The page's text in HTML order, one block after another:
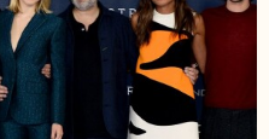
Londres, le 22 octobre
2015.